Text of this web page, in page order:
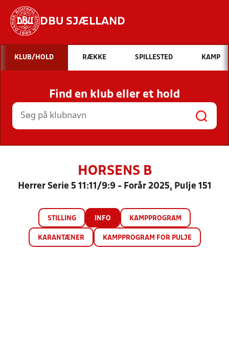
DBU SJÆLLAND
Hvad vil du søge efter?
INDHOLD OG NYHEDER
STILLINGER, RESULTATER, KLUBBER OG
HOLD
KLUB/HOLD RÆKKE SPILLESTED KAMP
Find en klub eller et hold
HORSENS B
Herrer Serie 5 11:11/9:9 - Forår 2025, Pulje 151
STILLING INFO KAMPPROGRAM
KARANTÆNER KAMPPROGRAM FOR PULJE